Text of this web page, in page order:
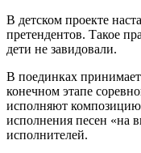
В детском проекте
претендентов. Такое
дети не завидовали.
В поединках
конечном этапе
исполняют
исполнения песен «на
исполнителей.